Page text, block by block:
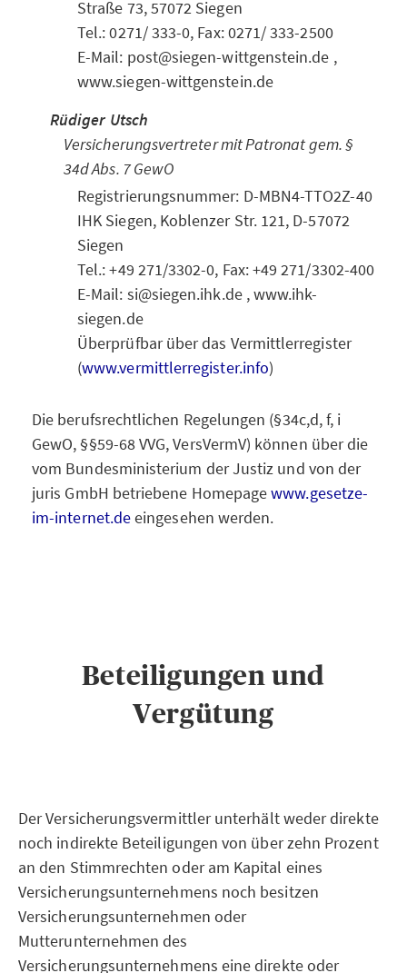
Straße 73, 57072 Siegen
Tel.: 0271/ 333-0, Fax: 0271/ 333-2500
E-Mail: post@siegen-wittgenstein.de ,
www.siegen-wittgenstein.de
Rüdiger Utsch
Versicherungsvertreter mit Patronat gem. §
34d Abs. 7 GewO
Registrierungsnummer: D-MBN4-TTO2Z-40
IHK Siegen, Koblenzer Str. 121, D-57072
Siegen
Tel.: +49 271/3302-0, Fax: +49 271/3302-400
E-Mail: si@siegen.ihk.de , www.ihk-
siegen.de
Überprüfbar über das Vermittlerregister
(www.vermittlerregister.info)
Die berufsrechtlichen Regelungen (§34c,d, f, i
GewO, §§59-68 VVG, VersVermV) können über die
vom Bundesministerium der Justiz und von der
juris GmbH betriebene Homepagewww.gesetze-
im-internet.deeingesehen werden.
Beteiligungen und
Vergütung
Der Versicherungsvermittler unterhält weder direkte
noch indirekte Beteiligungen von über zehn Prozent
an den Stimmrechten oder am Kapital eines
Versicherungsunternehmens noch besitzen
Versicherungsunternehmen oder
Mutterunternehmen des
Versicherungsunternehmens eine direkte oder